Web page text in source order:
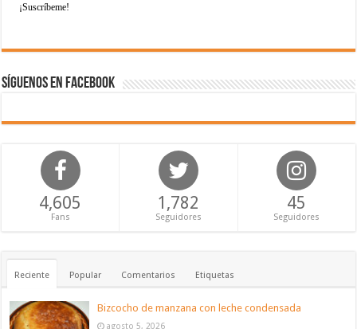
Síguenos en Facebook
4,605
Fans
1,782
Seguidores
45
Seguidores
Reciente Popular Comentarios Etiquetas
Bizcocho de manzana con leche condensada
agosto 5, 2026